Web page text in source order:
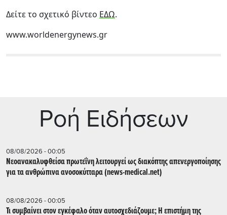
Δείτε το σχετικό βίντεο ΕΔΩ.
www.worldenergynews.gr
Ρoή Ειδήσεων
08/08/2026 - 00:05
Νεοανακαλυφθείσα πρωτεΐνη λειτουργεί ως διακόπτης απενεργοποίησης
για τα ανθρώπινα ανοσοκύτταρα (news-medical.net)
08/08/2026 - 00:05
Τι συμβαίνει στον εγκέφαλο όταν αυτοσχεδιάζουμε; Η επιστήμη της